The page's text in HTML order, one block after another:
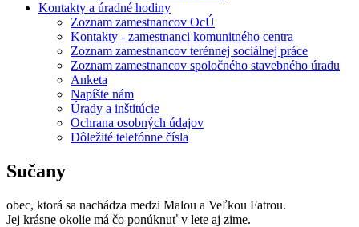
Kontakty a úradné hodiny
Zoznam zamestnancov OcÚ
Kontakty - zamestnanci komunitného centra
Zoznam zamestnancov terénnej sociálnej práce
Zoznam zamestnancov spoločného stavebného úradu
Anketa
Napíšte nám
Úrady a inštitúcie
Ochrana osobných údajov
Dôležité telefónne čísla
Sučany
obec, ktorá sa nachádza medzi Malou a Veľkou Fatrou.
Jej krásne okolie má čo ponúknuť v lete aj zime.